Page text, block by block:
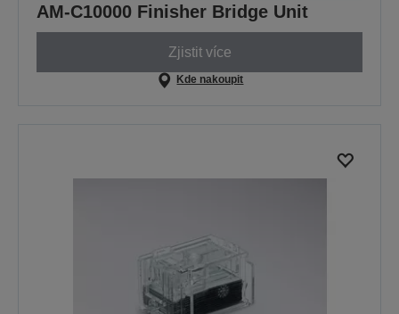
AM-C10000 Finisher Bridge Unit
Zjistit více
Kde nakoupit